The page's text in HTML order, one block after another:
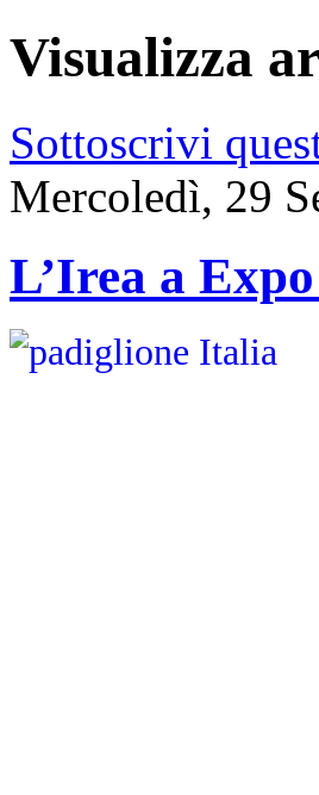
Visualizza
Sottoscrivi
Mercoledì, 29
L’Irea a